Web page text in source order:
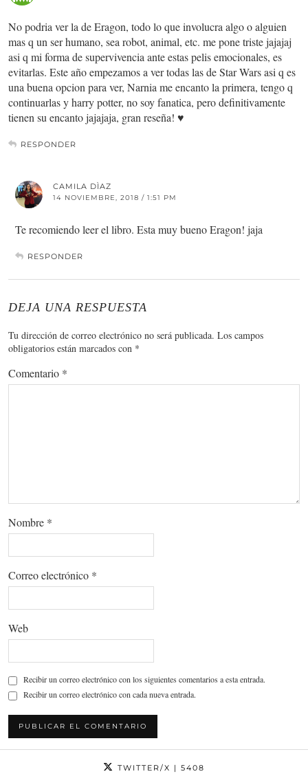
No podria ver la de Eragon, todo lo que involucra algo o alguien
mas q un ser humano, sea robot, animal, etc. me pone triste jajajaj
asi q mi forma de supervivencia ante estas pelis emocionales, es
evitarlas. Este año empezamos a ver todas las de Star Wars asi q es
una buena opcion para ver, Narnia me encanto la primera, tengo q
continuarlas y harry potter, no soy fanatica, pero definitivamente
tienen su encanto jajajaja, gran reseña! ♥
RESPONDER
CAMILA DÌAZ
14 NOVIEMBRE, 2018 / 1:51 PM
Te recomiendo leer el libro. Esta muy bueno Eragon! jaja
RESPONDER
DEJA UNA RESPUESTA
Tu dirección de correo electrónico no será publicada. Los campos
obligatorios están marcados con *
Comentario *
Nombre *
Correo electrónico *
Web
Recibir un correo electrónico con los siguientes comentarios a esta entrada.
Recibir un correo electrónico con cada nueva entrada.
TWITTER/X | 5408